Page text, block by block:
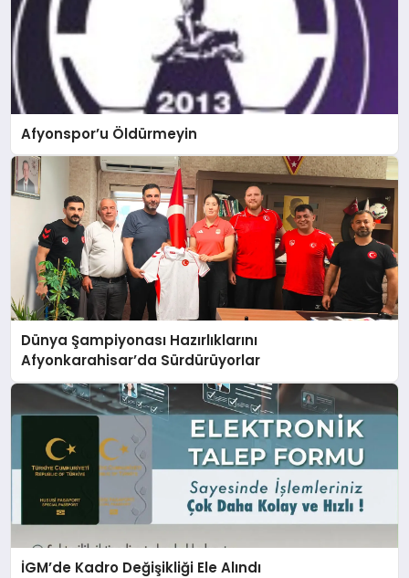
Afyonspor’u Öldürmeyin
Dünya Şampiyonası Hazırlıklarını
Afyonkarahisar’da Sürdürüyorlar
İGM’de Kadro Değişikliği Ele Alındı